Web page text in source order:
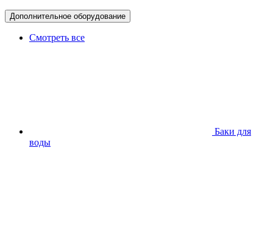
Дополнительное оборудование
Смотреть все
Баки для
воды